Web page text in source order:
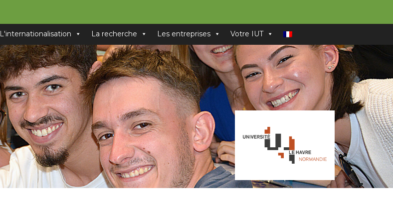
L'internationalisation La recherche Les entreprises Votre IUT